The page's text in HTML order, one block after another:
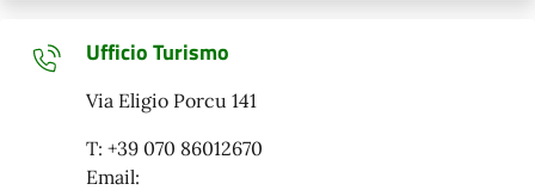
Ufficio Turismo
Via Eligio Porcu 141
T: +39 070 86012670
Email: